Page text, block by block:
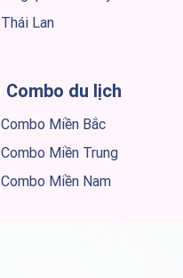
Thái Lan
Combo du lịch
Combo Miền Bắc
Combo Miền Trung
Combo Miền Nam